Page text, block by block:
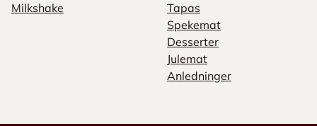
Milkshake
Tapas
Spekemat
Desserter
Julemat
Anledninger